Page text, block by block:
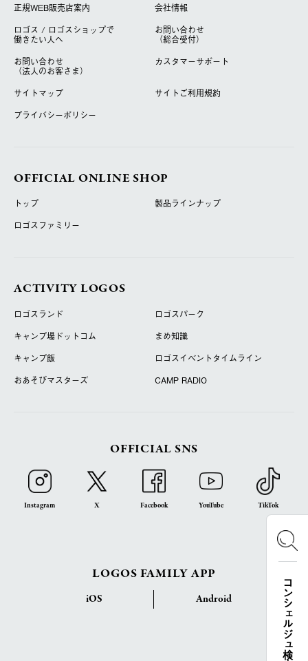
コンシェルジュ検索
正規WEB販売店案内
会社情報
ロゴス / ロゴスショップで
働きたい人へ
お問い合わせ
（総合受付）
お問い合わせ
（法人のお客さま）
カスタマーサポート
サイトマップ
サイトご利用規約
プライバシーポリシー
OFFICIAL ONLINE SHOP
トップ
製品ラインナップ
ロゴスファミリー
ACTIVITY LOGOS
ロゴスランド
ロゴスパーク
キャンプ場ドットコム
まめ知識
キャンプ飯
ロゴスイベントタイムライン
おあそびマスターズ
CAMP RADIO
OFFICIAL SNS
Instagram X Facebook YouTube TikTok
LOGOS FAMILY APP
iOS Android